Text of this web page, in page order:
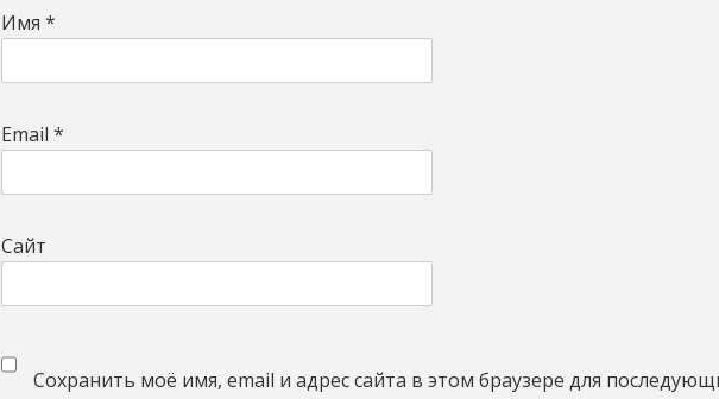
Имя *
Email *
Сайт
Сохранить моё имя, email и адрес сайта в этом браузере для